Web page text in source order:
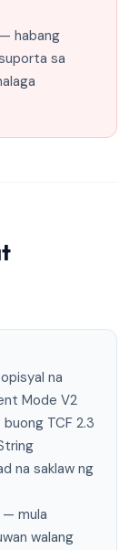
— habang
sa
na
Mode V2
TCF 2.3
na saklaw ng
— mula
walang